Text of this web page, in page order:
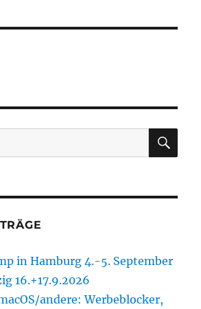
in Hamburg 4.-5. September
16.+17.9.2026
andere: Werbeblocker,